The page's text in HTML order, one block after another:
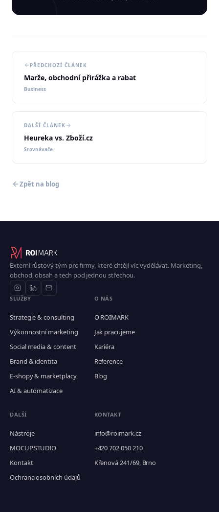
PŘEDCHOZÍ ČLÁNEK
Marže, obchodní přirážka a rabat
Business
DALŠÍ ČLÁNEK
Heureka vs. Zboží.cz
Srovnávače
Zpět na blog
Externí růstový tým pro firmy, které chtějí víc vydělávat. Marketing,
obchod, obsah a tech pod jednou střechou.
SLUŽBY
Strategie & consulting
Výkonnostní marketing
Social media & content
Brand & identita
E-shopy & marketplacy
AI & automatizace
O NÁS
O ROIMARK
Jak pracujeme
Kariéra
Reference
Blog
DALŠÍ
Nástroje
MOCUP.STUDIO
Kontakt
Ochrana osobních údajů
KONTAKT
info@roimark.cz
+420 702 050 210
Křenová 241/69, Brno